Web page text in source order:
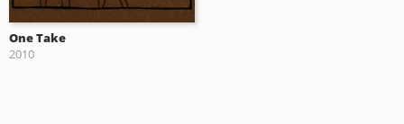
One Take
2010